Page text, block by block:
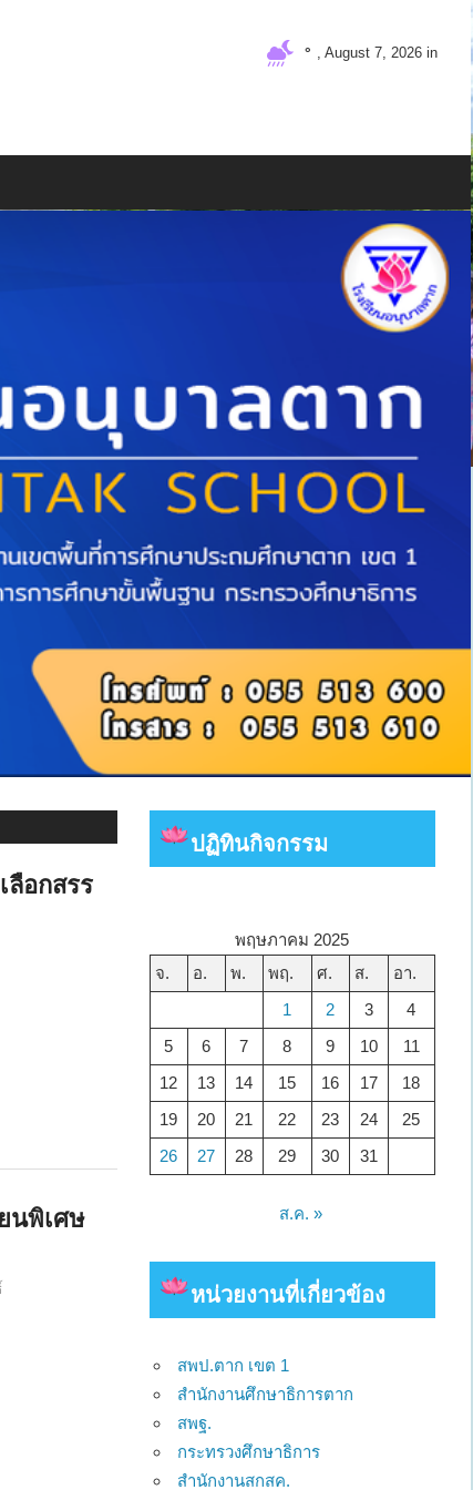
° , August 7, 2026 in
ลือกสรร
นพิเศษ
ปฏิทินกิจกรรม
พฤษภาคม 2025
จ.
อ. พ. พฤ. ศ. ส.
อา.
1
2 3
4
5
6 7 8 9 10
11
12
13 14 15 16 17
18
19
20 21 22 23 24
25
26
27 28 29 30 31
ส.ค. »
หน่วยงานที่เกี่ยวข้อง
สพป.ตาก เขต 1
สำนักงานศึกษาธิการตาก
สพฐ.
กระทรวงศึกษาธิการ
สำนักงานสกสค.